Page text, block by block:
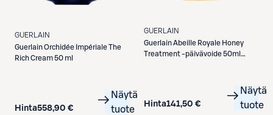
GUERLAIN
GuerlainOrchidée Impériale The
Rich Cream 50 ml
Hinta558,90 €
Näytä
tuote
GUERLAIN
GuerlainAbeille Royale Honey
Treatment -päivävoide 50ml
Hinta141,50 €
Näytä
tuote